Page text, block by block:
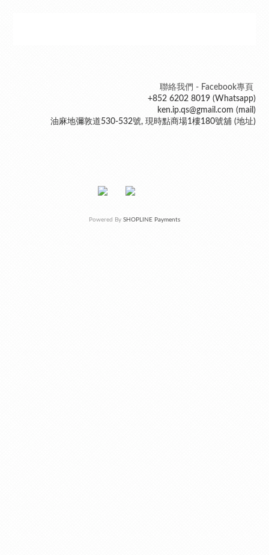
聯絡我們 - Facebook專頁
+852 6202 8019 (Whatsapp)
ken.ip.qs@gmail.com (mail)
油麻地彌敦道530-532號, 現時點商場1樓180號舖 (地址)
Powered By SHOPLINE Payments